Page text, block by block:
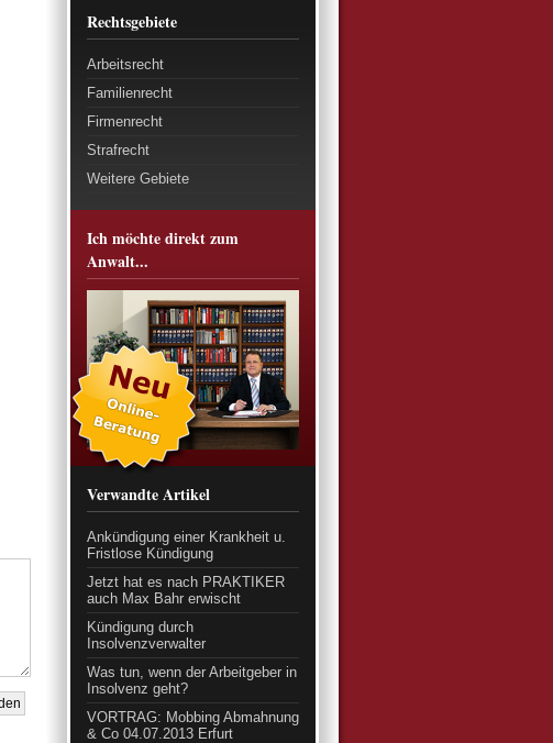
Rechtsgebiete
Arbeitsrecht
Familienrecht
Firmenrecht
Strafrecht
Weitere Gebiete
Ich möchte direkt zum
Anwalt...
Verwandte Artikel
Ankündigung einer Krankheit u.
Fristlose Kündigung
Jetzt hat es nach PRAKTIKER
auch Max Bahr erwischt
Kündigung durch
Insolvenzverwalter
Was tun, wenn der Arbeitgeber in
Insolvenz geht?
VORTRAG: Mobbing Abmahnung
& Co 04.07.2013 Erfurt